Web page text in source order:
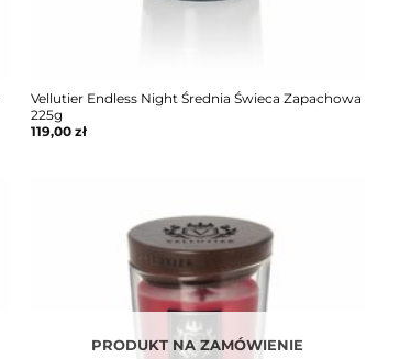
Vellutier Endless Night Średnia Świeca Zapachowa
225g
119,00 zł
PRODUKT NA ZAMÓWIENIE